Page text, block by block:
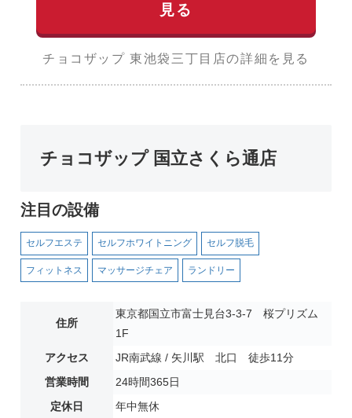
見る
チョコザップ 東池袋三丁目店の詳細を見る
チョコザップ 国立さくら通店
注目の設備
セルフエステ セルフホワイトニング セルフ脱毛
フィットネス マッサージチェア ランドリー
住所
東京都国立市富士見台3-3-7 桜プリズム
1F
アクセス
JR南武線 / 矢川駅 北口 徒歩11分
営業時間
24時間365日
定休日
年中無休